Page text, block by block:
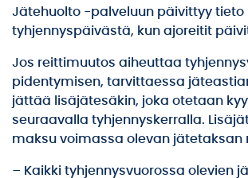
Jätehuolto -palveluun päivittyy tieto
tyhjennyspäivästä, kun ajoreitit
Jos reittimuutos aiheuttaa
pidentymisen, tarvittaessa
jättää lisäjätesäkin, joka otetaan
seuraavalla tyhjennyskerralla.
maksu voimassa olevan jätetaksan
– Kaikki tyhjennysvuorossa olevien